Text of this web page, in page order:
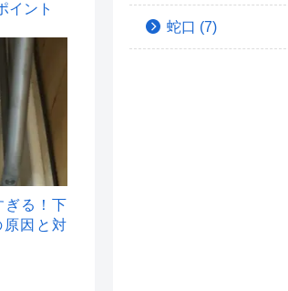
イント
る！下
因と対
蛇口 (7)